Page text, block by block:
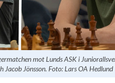
mot Lunds ASK i
Jacob Jönsson. Foto: Lars OA Hedlund